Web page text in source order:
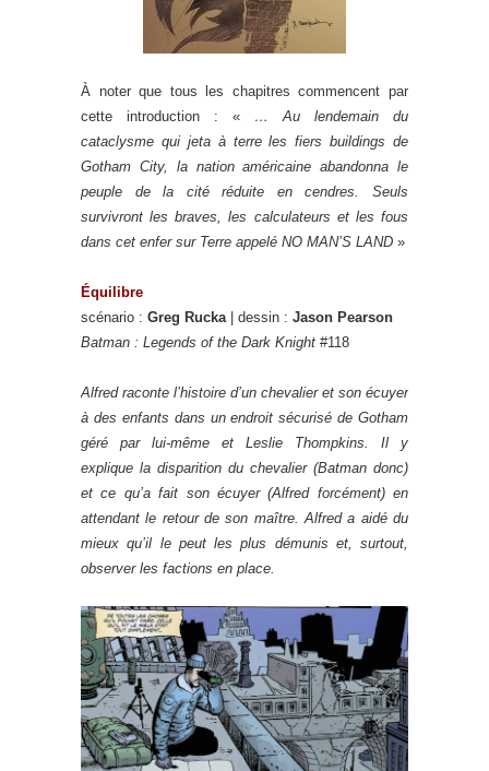
À noter que tous les chapitres commencent par
cette introduction : « … Au lendemain du
cataclysme qui jeta à terre les fiers buildings de
Gotham City, la nation américaine abandonna le
peuple de la cité réduite en cendres. Seuls
survivront les braves, les calculateurs et les fous
dans cet enfer sur Terre appelé NO MAN’S LAND »
Équilibre
scénario : Greg Rucka| dessin : Jason Pearson
Batman : Legends of the Dark Knight #118
Alfred raconte l’histoire d’un chevalier et son écuyer
à des enfants dans un endroit sécurisé de Gotham
géré par lui-même et Leslie Thompkins. Il y
explique la disparition du chevalier (Batman donc)
et ce qu’a fait son écuyer (Alfred forcément) en
attendant le retour de son maître. Alfred a aidé du
mieux qu’il le peut les plus démunis et, surtout,
observer les factions en place.